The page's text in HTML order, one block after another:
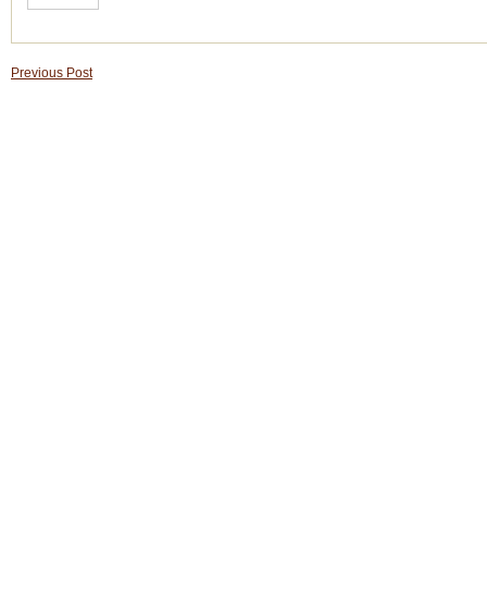
Previous Post